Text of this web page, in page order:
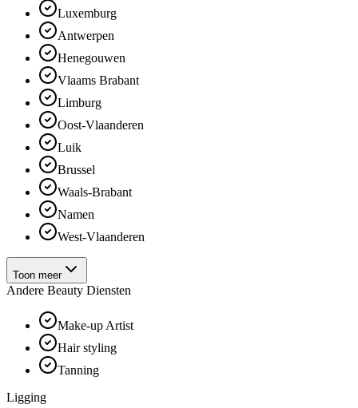
Luxemburg
Antwerpen
Henegouwen
Vlaams Brabant
Limburg
Oost-Vlaanderen
Luik
Brussel
Waals-Brabant
Namen
West-Vlaanderen
Toon meer
Andere Beauty Diensten
Make-up Artist
Hair styling
Tanning
Ligging